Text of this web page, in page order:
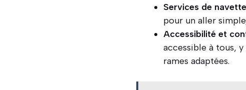
Services de navette
pour un aller
Accessibilité et
accessible à tous,
rames adaptées.